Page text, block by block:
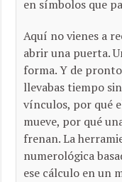
en símbolos que
Aquí no vienes a
abrir una puerta.
forma. Y de
llevabas tiempo
vínculos, por qué
mueve, por qué
frenan. La
numerológica
ese cálculo en un